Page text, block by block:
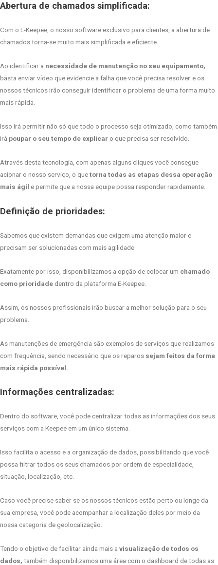
Abertura de chamados simplificada:
Com o E-Keepee, o nosso software exclusivo para clientes, a abertura de
chamados torna-se muito mais simplificada e eficiente.
Ao identificar a necessidade de manutenção no seu equipamento,
basta enviar vídeo que evidencie a falha que você precisa resolver e os
nossos técnicos irão conseguir identificar o problema de uma forma muito
mais rápida.
Isso irá permitir não só que todo o processo seja otimizado, como também
irá poupar o seu tempo de explicar o que precisa ser resolvido.
Através desta tecnologia, com apenas alguns cliques você consegue
acionar o nosso serviço, o quetorna todas as etapas dessa operação
mais ágil e permite que a nossa equipe possa responder rapidamente.
Definição de prioridades:
Sabemos que existem demandas que exigem uma atenção maior e
precisam ser solucionadas com mais agilidade.
Exatamente por isso, disponibilizamos a opção de colocar um chamado
como prioridadedentro da plataforma E-Keepee.
Assim, os nossos profissionais irão buscar a melhor solução para o seu
problema.
As manutenções de emergência são exemplos de serviços que realizamos
com frequência, sendo necessário que os reparos sejam feitos da forma
mais rápida possível.
Informações centralizadas:
Dentro do software, você pode centralizar todas as informações dos seus
serviços com a Keepee em um único sistema.
Isso facilita o acesso e a organização de dados, possibilitando que você
possa filtrar todos os seus chamados por ordem de especialidade,
situação, localização, etc.
Caso você precise saber se os nossos técnicos estão perto ou longe da
sua empresa, você pode acompanhar a localização deles por meio da
nossa categoria de geolocalização.
Tendo o objetivo de facilitar ainda mais a visualização de todos os
dados, também disponibilizamos uma área com o dashboard de todas as